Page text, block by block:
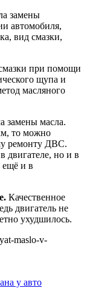
замены
автомобиля,
вид смазки,
при помощи
щупа и
масляного
замены масла.
то можно
ремонту ДВС.
двигателе, но и в
ещё и в
Качественное
двигатель не
ухудшилось.
maslo-v-
у авто